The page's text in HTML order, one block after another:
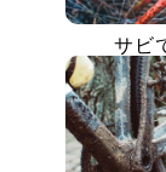
サビ